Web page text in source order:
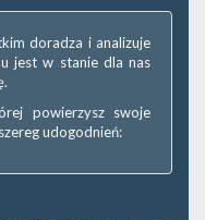
doradza i analizuje
jest w stanie dla nas
powierzysz swoje
udogodnień: